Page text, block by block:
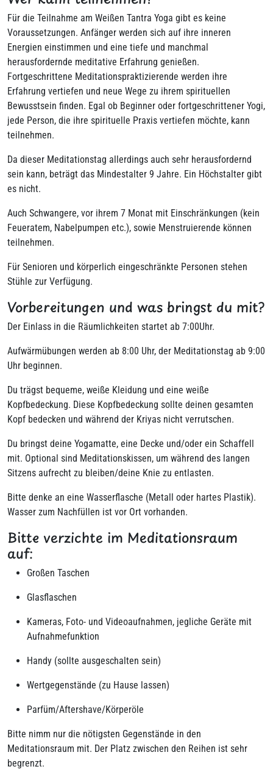
Für die Teilnahme am Weißen Tantra Yoga gibt es keine
Voraussetzungen. Anfänger werden sich auf ihre inneren
Energien einstimmen und eine tiefe und manchmal
herausfordernde meditative Erfahrung genießen.
Fortgeschrittene Meditationspraktizierende werden ihre
Erfahrung vertiefen und neue Wege zu ihrem spirituellen
Bewusstsein finden. Egal ob Beginner oder fortgeschrittener Yogi,
jede Person, die ihre spirituelle Praxis vertiefen möchte, kann
teilnehmen.
Da dieser Meditationstag allerdings auch sehr herausfordernd
sein kann, beträgt das Mindestalter 9 Jahre. Ein Höchstalter gibt
es nicht.
Auch Schwangere, vor ihrem 7 Monat mit Einschränkungen (kein
Feueratem, Nabelpumpen etc.), sowie Menstruierende können
teilnehmen.
Für Senioren und körperlich eingeschränkte Personen stehen
Stühle zur Verfügung.
Vorbereitungen und was bringst du mit?
Der Einlass in die Räumlichkeiten startet ab 7:00Uhr.
Aufwärmübungen werden ab 8:00 Uhr, der Meditationstag ab 9:00
Uhr beginnen.
Du trägst bequeme, weiße Kleidung und eine weiße
Kopfbedeckung. Diese Kopfbedeckung sollte deinen gesamten
Kopf bedecken und während der Kriyas nicht verrutschen.
Du bringst deine Yogamatte, eine Decke und/oder ein Schaffell
mit. Optional sind Meditationskissen, um während des langen
Sitzens aufrecht zu bleiben/deine Knie zu entlasten.
Bitte denke an eine Wasserflasche (Metall oder hartes Plastik).
Wasser zum Nachfüllen ist vor Ort vorhanden.
Bitte verzichte im Meditationsraum
auf:
Großen Taschen
Glasflaschen
Kameras, Foto- und Videoaufnahmen, jegliche Geräte mit
Aufnahmefunktion
Handy (sollte ausgeschalten sein)
Wertgegenstände (zu Hause lassen)
Parfüm/Aftershave/Körperöle
Bitte nimm nur die nötigsten Gegenstände in den
Meditationsraum mit. Der Platz zwischen den Reihen ist sehr
begrenzt.